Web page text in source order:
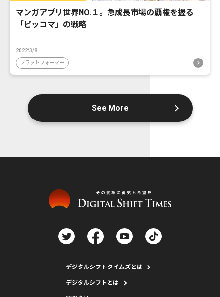
マンガアプリ世界NO.１。急成長市場の覇権を握る
「ピッコマ」の戦略
2022/3/8
プラットフォーマー
See More
デジタルシフトタイムズとは
デジタルシフトとは